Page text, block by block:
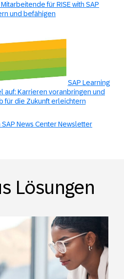
für RISE with SAP
und befähigen
SAP Learning
auf: Karrieren voranbringen und
für die Zukunft erleichtern
News Center Newsletter
Lösungen